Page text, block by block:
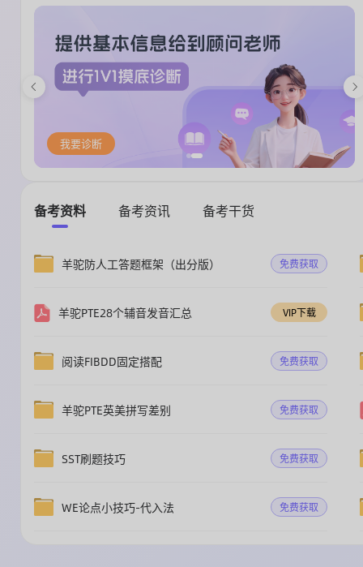
我要诊断
羊驼防人工答题框架（出分版） 免费获取
羊驼PTE28个辅音发音汇总 VIP下载
阅读FIBDD固定搭配 免费获取
羊驼PTE英美拼写差别 免费获取
SST刷题技巧 免费获取
WE论点小技巧-代入法 免费获取
备考资料 备考资讯 备考干货